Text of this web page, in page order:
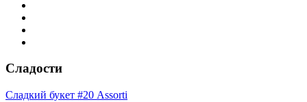
Сладости
Сладкий букет #20 Assorti